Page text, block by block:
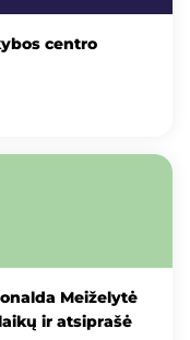
centro
Meiželytė
ir atsiprašė